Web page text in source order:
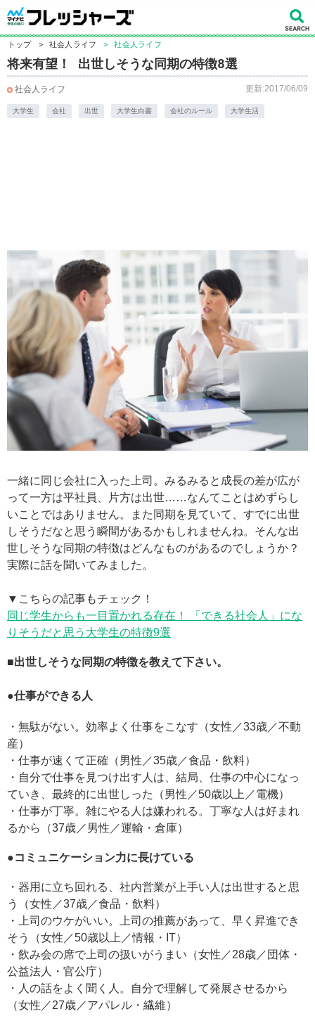
トップ > 社会人ライフ > 社会人ライフ
将来有望！ 出世しそうな同期の特徴8選
社会人ライフ 更新:2017/06/09
大学生 会社 出世 大学生白書 会社のルール 大学生活
一緒に同じ会社に入った上司。みるみると成長の差が広が
って一方は平社員、片方は出世……なんてことはめずらし
いことではありません。また同期を見ていて、すでに出世
しそうだなと思う瞬間があるかもしれませんね。そんな出
世しそうな同期の特徴はどんなものがあるのでしょうか？
実際に話を聞いてみました。
▼こちらの記事もチェック！
同じ学生からも一目置かれる存在！ 「できる社会人」にな
りそうだと思う大学生の特徴9選
■出世しそうな同期の特徴を教えて下さい。
●仕事ができる人
・無駄がない。効率よく仕事をこなす（女性／33歳／不動
産）
・仕事が速くて正確（男性／35歳／食品・飲料）
・自分で仕事を見つけ出す人は、結局、仕事の中心になっ
ていき、最終的に出世しった（男性／50歳以上／電機）
・仕事が丁寧。雑にやる人は嫌われる。丁寧な人は好まれ
るから（37歳／男性／運輸・倉庫）
●コミュニケーション力に長けている
・器用に立ち回れる、社内営業が上手い人は出世すると思
う（女性／37歳／食品・飲料）
・上司のウケがいい。上司の推薦があって、早く昇進でき
そう（女性／50歳以上／情報・IT）
・飲み会の席で上司の扱いがうまい（女性／28歳／団体・
公益法人・官公庁）
・人の話をよく聞く人。自分で理解して発展させるから
（女性／27歳／アパレル・繊維）